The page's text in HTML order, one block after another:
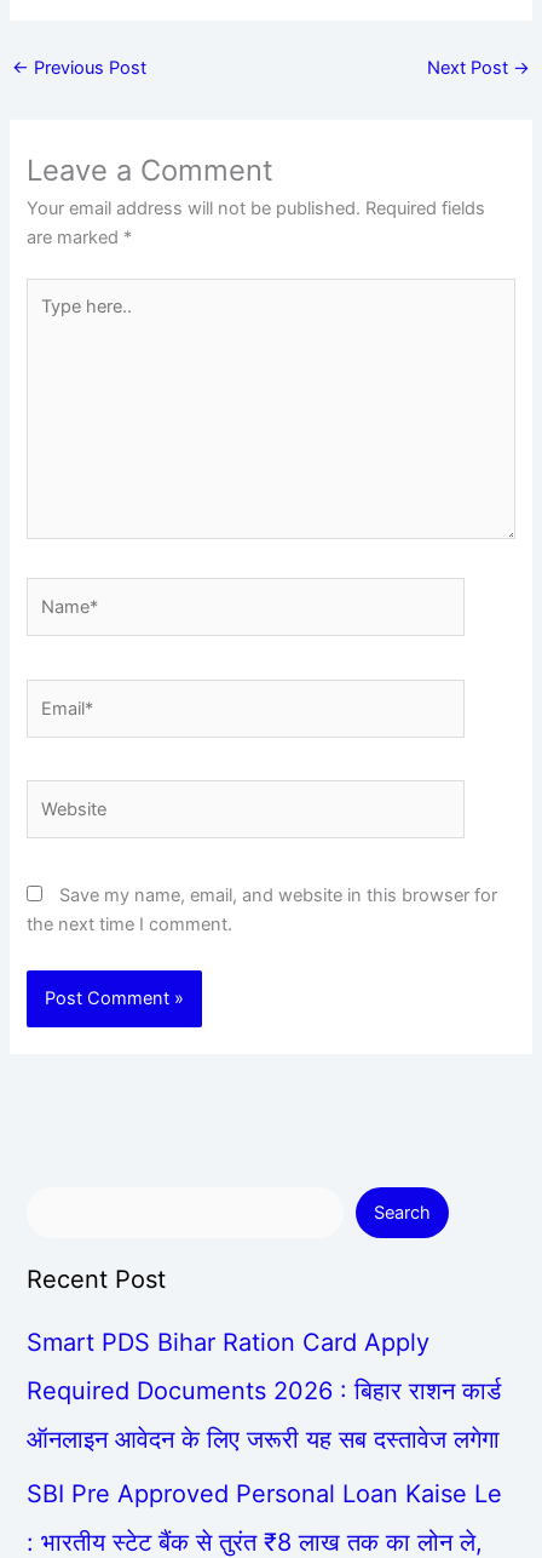
← Previous Post Next Post →
Leave a Comment
Your email address will not be published. Required fields
are marked *
here..
Save my name, email, and website in this browser for
the next time I comment.
Search
Recent Post
Smart PDS Bihar Ration Card Apply
Required Documents 2026 : बिहार राशन कार्ड
ऑनलाइन आवेदन के लिए जरूरी यह सब दस्तावेज लगेगा
SBI Pre Approved Personal Loan Kaise Le
: भारतीय स्टेट बैंक से तुरंत ₹8 लाख तक का लोन ले,